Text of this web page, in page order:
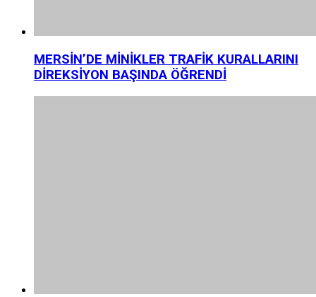
MERSİN’DE MİNİKLER TRAFİK KURALLARINI
DİREKSİYON BAŞINDA ÖĞRENDİ